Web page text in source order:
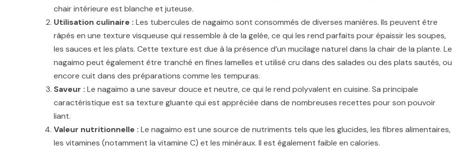
chair intérieure est blanche et juteuse.
Utilisation culinaire : Les tubercules de nagaimo sont consommés de diverses manières. Ils peuvent être
râpés en une texture visqueuse qui ressemble à de la gelée, ce qui les rend parfaits pour épaissir les soupes,
les sauces et les plats. Cette texture est due à la présence d’un mucilage naturel dans la chair de la plante. Le
nagaimo peut également être tranché en fines lamelles et utilisé cru dans des salades ou des plats sautés, ou
encore cuit dans des préparations comme les tempuras.
Saveur : Le nagaimo a une saveur douce et neutre, ce qui le rend polyvalent en cuisine. Sa principale
caractéristique est sa texture gluante qui est appréciée dans de nombreuses recettes pour son pouvoir
liant.
Valeur nutritionnelle : Le nagaimo est une source de nutriments tels que les glucides, les fibres alimentaires,
les vitamines (notamment la vitamine C) et les minéraux. Il est également faible en calories.